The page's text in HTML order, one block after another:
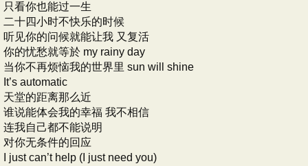
只看你也能过一生
二十四小时不快乐的时候
听见你的问候就能让我 又复活
你的忧愁就等於 my rainy day
当你不再烦恼我的世界里 sun will shine
It’s automatic
天堂的距离那么近
谁说能体会我的幸福 我不相信
连我自己都不能说明
对你无条件的回应
I just can’t help (I just need you)